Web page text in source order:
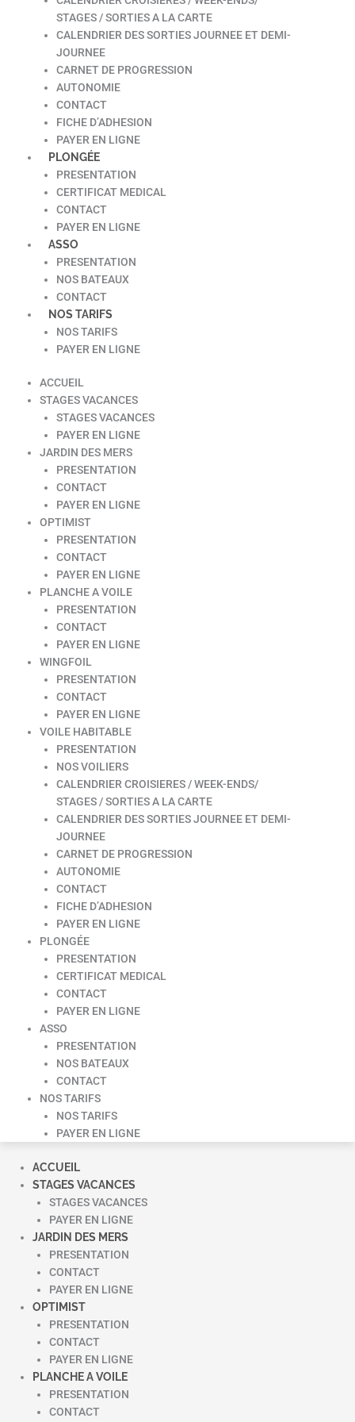
STAGES / SORTIES A LA CARTE
CALENDRIER DES SORTIES JOURNEE ET DEMI-
JOURNEE
CARNET DE PROGRESSION
AUTONOMIE
CONTACT
FICHE D’ADHESION
PAYER EN LIGNE
PLONGÉE
PRESENTATION
CERTIFICAT MEDICAL
CONTACT
PAYER EN LIGNE
ASSO
PRESENTATION
NOS BATEAUX
CONTACT
NOS TARIFS
NOS TARIFS
PAYER EN LIGNE
ACCUEIL
STAGES VACANCES
STAGES VACANCES
PAYER EN LIGNE
JARDIN DES MERS
PRESENTATION
CONTACT
PAYER EN LIGNE
OPTIMIST
PRESENTATION
CONTACT
PAYER EN LIGNE
PLANCHE A VOILE
PRESENTATION
CONTACT
PAYER EN LIGNE
WINGFOIL
PRESENTATION
CONTACT
PAYER EN LIGNE
VOILE HABITABLE
PRESENTATION
NOS VOILIERS
CALENDRIER CROISIERES / WEEK-ENDS/
STAGES / SORTIES A LA CARTE
CALENDRIER DES SORTIES JOURNEE ET DEMI-
JOURNEE
CARNET DE PROGRESSION
AUTONOMIE
CONTACT
FICHE D’ADHESION
PAYER EN LIGNE
PLONGÉE
PRESENTATION
CERTIFICAT MEDICAL
CONTACT
PAYER EN LIGNE
ASSO
PRESENTATION
NOS BATEAUX
CONTACT
NOS TARIFS
NOS TARIFS
PAYER EN LIGNE
ACCUEIL
STAGES VACANCES
STAGES VACANCES
PAYER EN LIGNE
JARDIN DES MERS
PRESENTATION
CONTACT
PAYER EN LIGNE
OPTIMIST
PRESENTATION
CONTACT
PAYER EN LIGNE
PLANCHE A VOILE
PRESENTATION
CONTACT